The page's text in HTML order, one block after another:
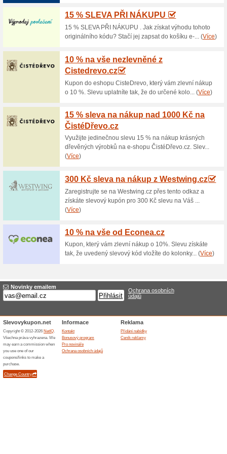
Aktuální slevy a
Koberec
100% fungovalo Akce
Koberec Supersoft má
třídě zátěže (23) se hodí
nebo ložnice. Nabízí v
Pokládky po celé ČR
100% fungovalo Akce
Správně provedená
vinylovou či dřevenou
pro zachování užitných